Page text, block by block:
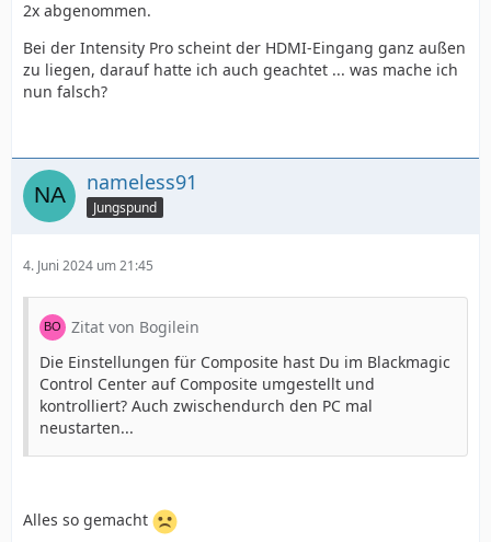
2x abgenommen.
Bei der Intensity Pro scheint der HDMI-Eingang ganz außen
zu liegen, darauf hatte ich auch geachtet ... was mache ich
nun falsch?
nameless91
Jungspund
4. Juni 2024 um 21:45
Zitat von Bogilein
Die Einstellungen für Composite hast Du im Blackmagic
Control Center auf Composite umgestellt und
kontrolliert? Auch zwischendurch den PC mal
neustarten...
Alles so gemacht